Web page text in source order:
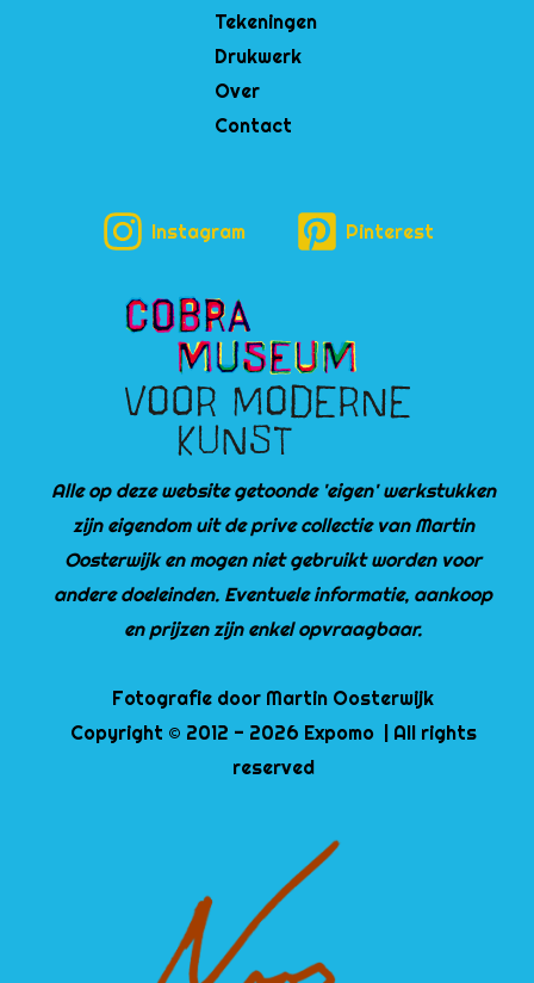
Tekeningen
Drukwerk
Over
Contact
Instagram Pinterest
Alle op deze website getoonde 'eigen' werkstukken
zijn eigendom uit de prive collectie van Martin
Oosterwijk en mogen niet gebruikt worden voor
andere doeleinden. Eventuele informatie, aankoop
en prijzen zijn enkel opvraagbaar.
Fotografie door Martin Oosterwijk
Copyright © 2012 - 2026 Expomo | All rights
reserved